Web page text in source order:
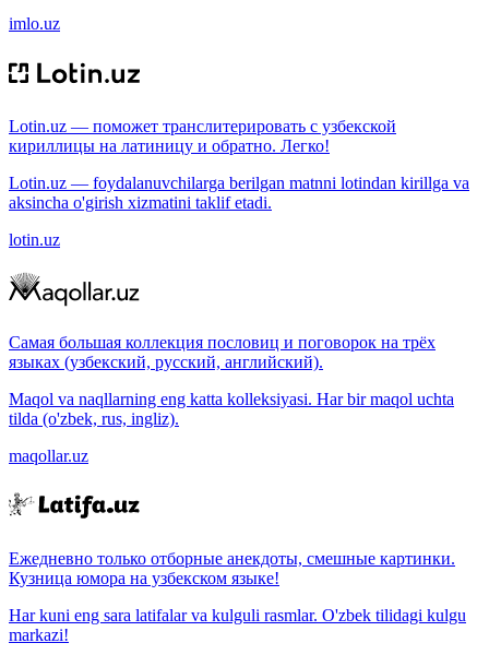
imlo.uz
Lotin.uz — поможет транслитерировать с узбекской
кириллицы на латиницу и обратно. Легко!
Lotin.uz — foydalanuvchilarga berilgan matnni lotindan kirillga va
aksincha o'girish xizmatini taklif etadi.
lotin.uz
Самая большая коллекция пословиц и поговорок на трёх
языках (узбекский, русский, английский).
Maqol va naqllarning eng katta kolleksiyasi. Har bir maqol uchta
tilda (o'zbek, rus, ingliz).
maqollar.uz
Ежедневно только отборные анекдоты, смешные картинки.
Кузница юмора на узбекском языке!
Har kuni eng sara latifalar va kulguli rasmlar. O'zbek tilidagi kulgu
markazi!